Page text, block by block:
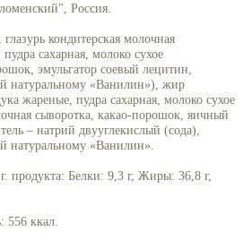
Россия.
кондитерская молочная
сахарная, молоко сухое
эмульгатор соевый лецитин,
натуральному «Ванилин»), жир
жареные, пудра сахарная, молоко сухое
сыворотка, какао-порошок, яичный
– натрий двууглекислый (сода),
натуральному «Ванилин».
продукта: Белки: 9,3 г, Жиры: 36,8 г,
556 ккал.